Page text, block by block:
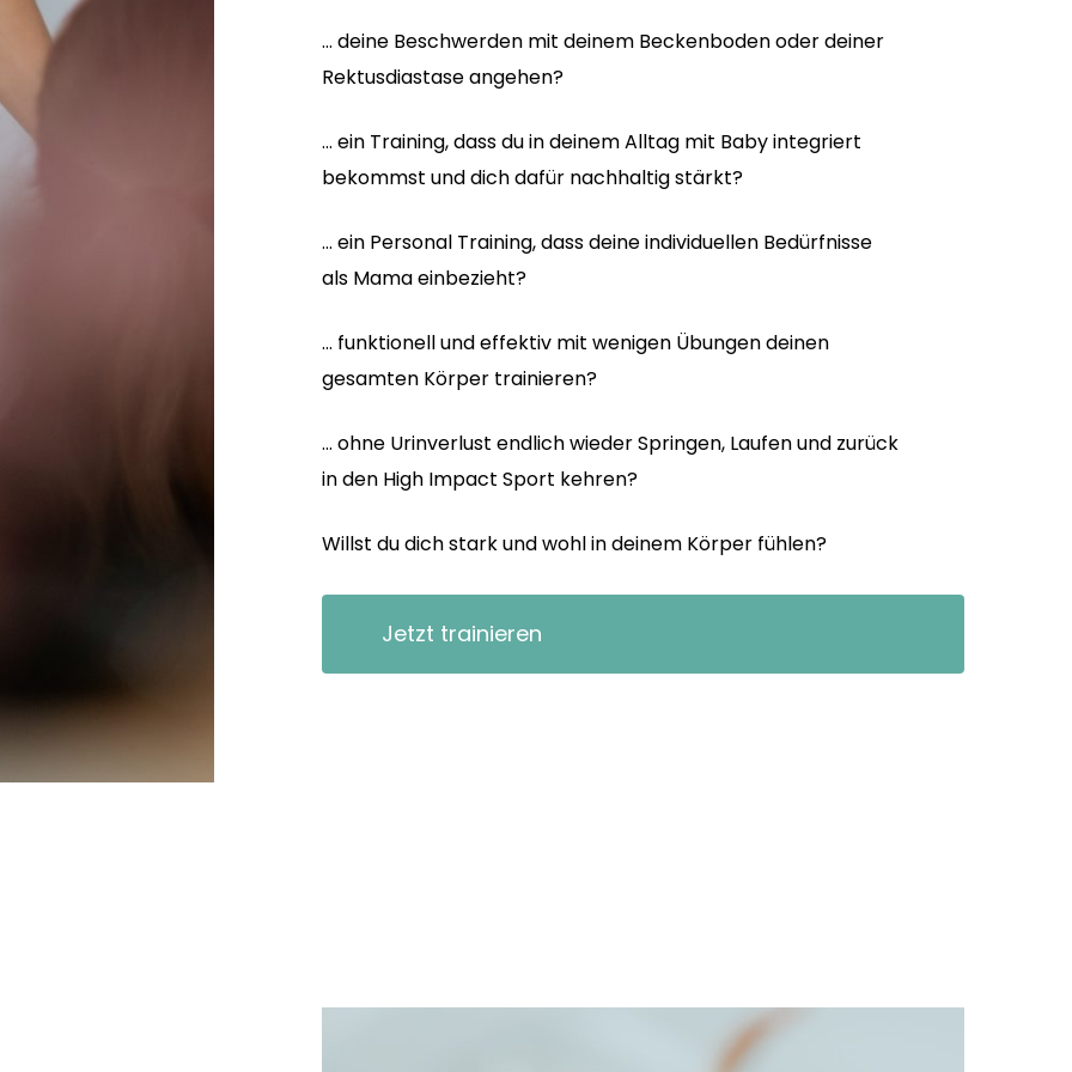
… deine Beschwerden mit deinem Beckenboden oder deiner
Rektusdiastase angehen?
… ein Training, dass du in deinem Alltag mit Baby integriert
bekommst und dich dafür nachhaltig stärkt?
… ein Personal Training, dass deine individuellen Bedürfnisse
als Mama einbezieht?
… funktionell und effektiv mit wenigen Übungen deinen
gesamten Körper trainieren?
… ohne Urinverlust endlich wieder Springen, Laufen und zurück
in den High Impact Sport kehren?
Willst du dich stark und wohl in deinem Körper fühlen?
Jetzt trainieren